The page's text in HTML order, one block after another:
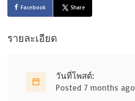
Facebook Share
รายละเอียด
วันที่โพสต์:
Posted 7 months ago